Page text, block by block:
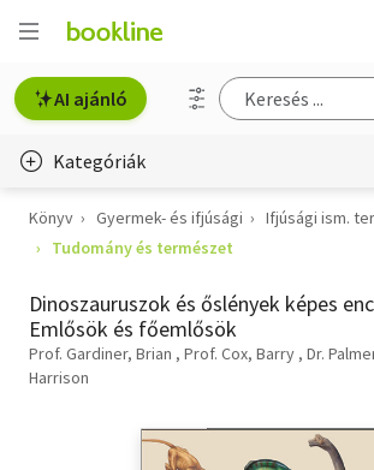
AI ajánló
Kategóriák
Életmód, egészség
Gyermek- és ifjúsági
Hobbi, szabadidő
Könyv Gyermek- és ifjúsági
Ifjúsági ism.
Tudomány és természet
Dinoszauruszok és őslények képes
Emlősök és főemlősök
Prof. Gardiner, Brian Prof. Cox, Barry Dr.
Harrison